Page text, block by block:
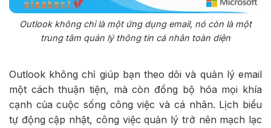
Outlook không chỉ là một ứng dụng email, nó còn là một
trung tâm quản lý thông tin cá nhân toàn diện
Outlook không chỉ giúp bạn theo dõi và quản lý email
một cách thuận tiện, mà còn đồng bộ hóa mọi khía
cạnh của cuộc sống công việc và cá nhân. Lịch biểu
tự động cập nhật, công việc quản lý trở nên mạch lạc